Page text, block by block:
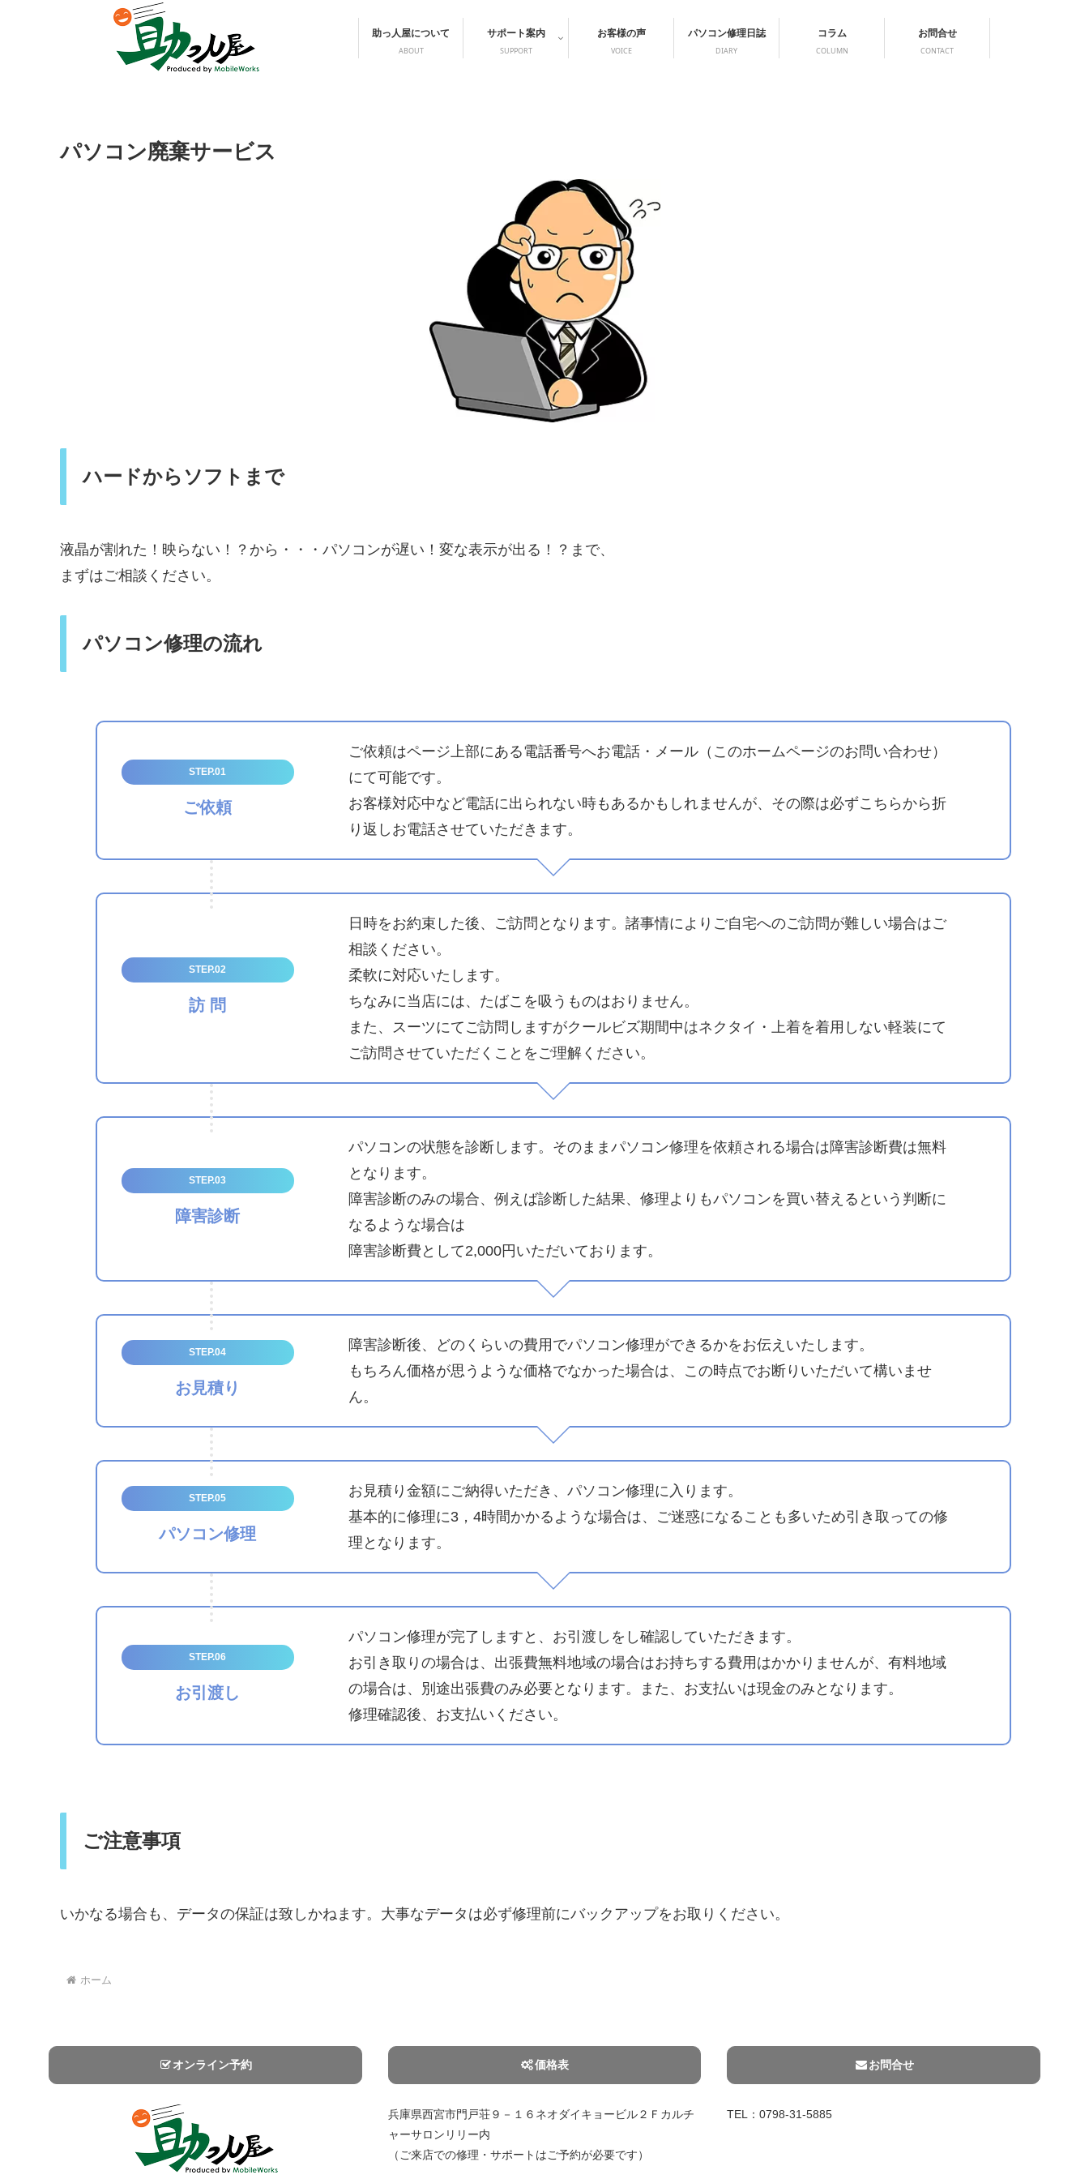
助っ人屋について
ABOUT
サポート案内
SUPPORT
お客様の声
VOICE
パソコン修理日誌
DIARY
コラム
COLUMN
お問合せ
CONTACT
パソコン廃棄サービス
ハードからソフトまで
液晶が割れた！映らない！？から・・・パソコンが遅い！変な表示が出る！？まで、
まずはご相談ください。
パソコン修理の流れ
STEP.01
ご依頼
ご依頼はページ上部にある電話番号へお電話・メール（このホームページのお問い合わせ）
にて可能です。
お客様対応中など電話に出られない時もあるかもしれませんが、その際は必ずこちらから折
り返しお電話させていただきます。
STEP.02
訪 問
日時をお約束した後、ご訪問となります。諸事情によりご自宅へのご訪問が難しい場合はご
相談ください。
柔軟に対応いたします。
ちなみに当店には、たばこを吸うものはおりません。
また、スーツにてご訪問しますがクールビズ期間中はネクタイ・上着を着用しない軽装にて
ご訪問させていただくことをご理解ください。
STEP.03
障害診断
パソコンの状態を診断します。そのままパソコン修理を依頼される場合は障害診断費は無料
となります。
障害診断のみの場合、例えば診断した結果、修理よりもパソコンを買い替えるという判断に
なるような場合は
障害診断費として2,000円いただいております。
STEP.04
お見積り
障害診断後、どのくらいの費用でパソコン修理ができるかをお伝えいたします。
もちろん価格が思うような価格でなかった場合は、この時点でお断りいただいて構いませ
ん。
STEP.05
パソコン修理
お見積り金額にご納得いただき、パソコン修理に入ります。
基本的に修理に3，4時間かかるような場合は、ご迷惑になることも多いため引き取っての修
理となります。
STEP.06
お引渡し
パソコン修理が完了しますと、お引渡しをし確認していただきます。
お引き取りの場合は、出張費無料地域の場合はお持ちする費用はかかりませんが、有料地域
の場合は、別途出張費のみ必要となります。また、お支払いは現金のみとなります。
修理確認後、お支払いください。
ご注意事項
いかなる場合も、データの保証は致しかねます。大事なデータは必ず修理前にバックアップをお取りください。
ホーム
オンライン予約 価格表
兵庫県西宮市門戸荘９－１６ネオダイキョービル２Ｆカルチ
ャーサロンリリー内
（ご来店での修理・サポートはご予約が必要です）
お問合せ
TEL：0798-31-5885